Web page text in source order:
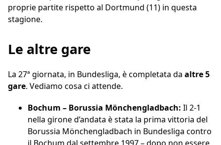
proprie partite rispetto al Dortmund (11) in questa
stagione.
Le altre gare
La 27ª giornata, in Bundesliga, è completata da altre 5
gare. Vediamo cosa ci attende.
Bochum – Borussia Mönchengladbach: Il 2-1
nella girone d’andata è stata la prima vittoria del
Borussia Mönchengladbach in Bundesliga contro